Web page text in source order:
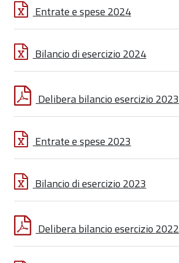
Entrate e spese 2024
Bilancio di esercizio 2024
Delibera bilancio esercizio 2023
Entrate e spese 2023
Bilancio di esercizio 2023
Delibera bilancio esercizio 2022